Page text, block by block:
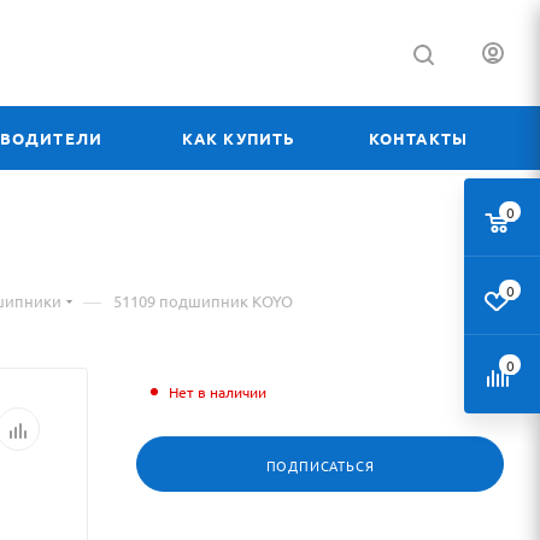
КАК КУПИТЬ КОНТАКТЫ
— 51109 подшипник KOYO
Нет в наличии
ПОДПИСАТЬСЯ
0
0
0